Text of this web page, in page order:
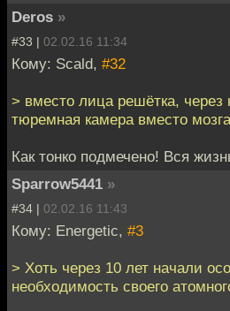
Deros »
#33 | 02.02.16 11:34
Кому: Scald, #32
> вместо лица решётка, через
тюремная камера вместо
Как тонко подмечено! Вся
Sparrow5441 »
#34 | 02.02.16 11:43
Кому: Energetic, #3
> Хоть через 10 лет начали
необходимость своего